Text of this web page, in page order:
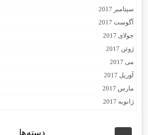
سپتامبر 2017
آگوست 2017
جولای 2017
ژوئن 2017
می 2017
آوریل 2017
مارس 2017
ژانویه 2017
دسته‌ها